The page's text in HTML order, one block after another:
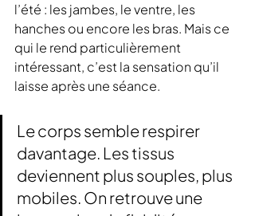
l’été : les jambes, le ventre, les
hanches ou encore les bras. Mais ce
qui le rend particulièrement
intéressant, c’est la sensation qu’il
laisse après une séance.
Le corps semble respirer
davantage. Les tissus
deviennent plus souples, plus
mobiles. On retrouve une